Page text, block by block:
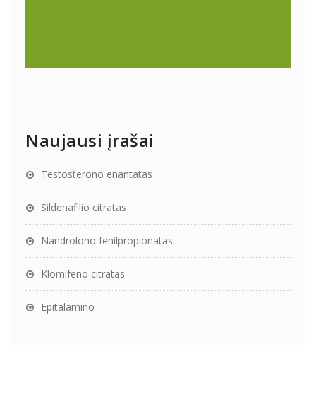
Naujausi įrašai
Testosterono enantatas
Sildenafilio citratas
Nandrolono fenilpropionatas
Klomifeno citratas
Epitalamino